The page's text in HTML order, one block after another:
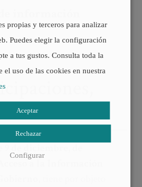
a la Información
propias y terceros para analizar
Puedes elegir la configuración
a tus gustos. Consulta toda la
el uso de las cookies en nuestra
Aceptar
Rechazar
Configurar